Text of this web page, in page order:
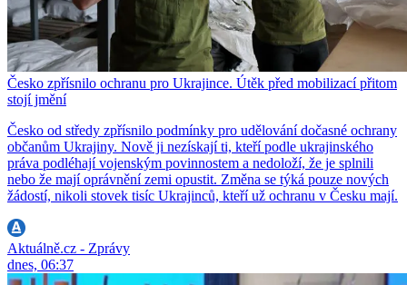
Česko zpřísnilo ochranu pro Ukrajince. Útěk před mobilizací přitom
stojí jmění
Česko od středy zpřísnilo podmínky pro udělování dočasné ochrany
občanům Ukrajiny. Nově ji nezískají ti, kteří podle ukrajinského
práva podléhají vojenským povinnostem a nedoloží, že je splnili
nebo že mají oprávnění zemi opustit. Změna se týká pouze nových
žádostí, nikoli stovek tisíc Ukrajinců, kteří už ochranu v Česku mají.
Aktuálně.cz - Zprávy
dnes, 06:37